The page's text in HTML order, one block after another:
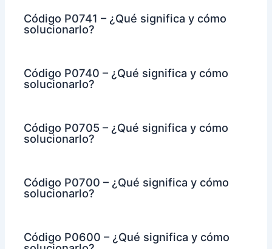
Código P0741 – ¿Qué significa y cómo
solucionarlo?
Código P0740 – ¿Qué significa y cómo
solucionarlo?
Código P0705 – ¿Qué significa y cómo
solucionarlo?
Código P0700 – ¿Qué significa y cómo
solucionarlo?
Código P0600 – ¿Qué significa y cómo